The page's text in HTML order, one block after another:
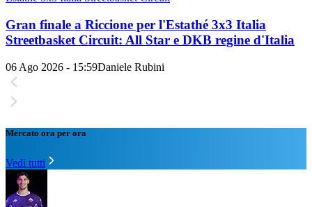
Gran finale a Riccione per l'Estathé 3x3 Italia
Streetbasket Circuit: All Star e DKB regine d'Italia
06 Ago 2026 - 15:59Daniele Rubini
Mercato ora per ora
Vedi tutti